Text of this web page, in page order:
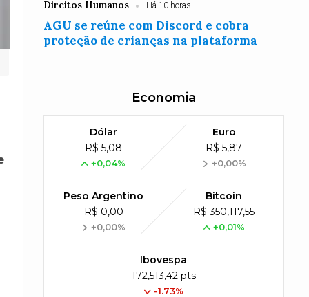
Direitos Humanos Há 10 horas
AGU se reúne com Discord e cobra
proteção de crianças na plataforma
Economia
Dólar
R$ 5,08
+0,04%
Euro
R$ 5,87
+0,00%
Peso Argentino
R$ 0,00
+0,00%
Bitcoin
R$ 350,117,55
+0,01%
Ibovespa
172,513,42 pts
-1.73%